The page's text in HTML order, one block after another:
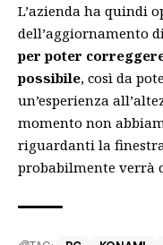
L’azienda ha quindi
dell’aggiornamento di
per poter
possibile, così da
un’esperienza
momento non
riguardanti la
probabilmente verrà